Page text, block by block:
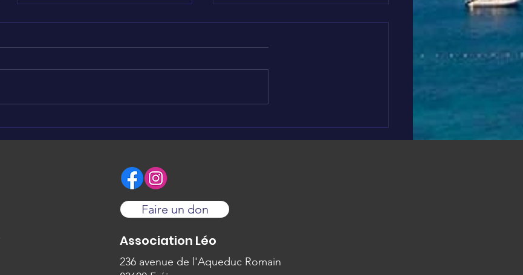
Nous soutenons Brigitte
❤️
SEPTEMBRE EN OR 🎗️
Faire un don
Association Léo
236 avenue de l'Aqueduc Romain